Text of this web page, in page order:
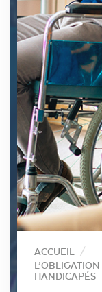
ACCUEIL
HANDICAPÉS